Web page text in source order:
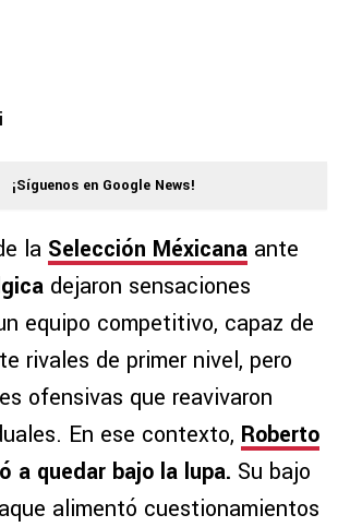
¡Síguenos en Google News!
la Selección Méxicana ante
dejaron sensaciones
equipo competitivo, capaz de
rivales de primer nivel, pero
ofensivas que reavivaron
En ese contexto, Roberto
a quedar bajo la lupa. Su bajo
alimentó cuestionamientos